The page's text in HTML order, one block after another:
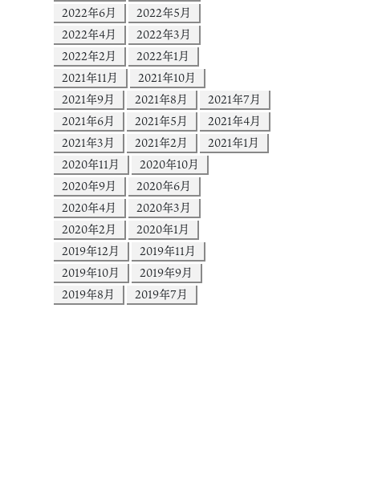
2022年6月
2022年5月
2022年4月
2022年3月
2022年2月
2022年1月
2021年11月
2021年10月
2021年9月
2021年8月
2021年7月
2021年6月
2021年5月
2021年4月
2021年3月
2021年2月
2021年1月
2020年11月
2020年10月
2020年9月
2020年6月
2020年4月
2020年3月
2020年2月
2020年1月
2019年12月
2019年11月
2019年10月
2019年9月
2019年8月
2019年7月